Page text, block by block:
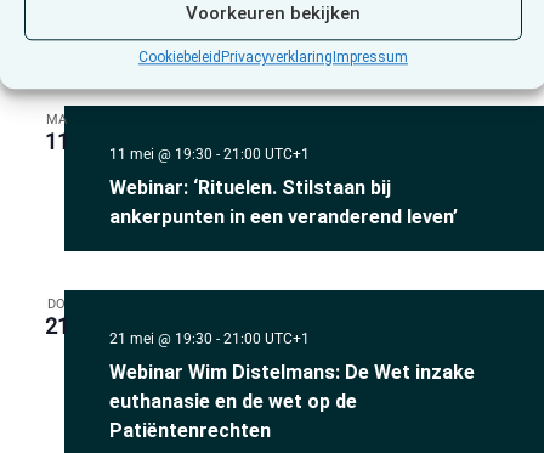
Voorkeuren bekijken
Cookiebeleid Privacyverklaring Impressum
Virtual Evenement
MA
11
Webinar: ‘Rituelen. Stilstaan bij
ankerpunten in een veranderend leven’
11 mei @ 19:30 - 21:00 UTC+1
DO
21
Webinar Wim Distelmans: De Wet inzake
euthanasie en de wet op de
Patiëntenrechten
21 mei @ 19:30 - 21:00 UTC+1